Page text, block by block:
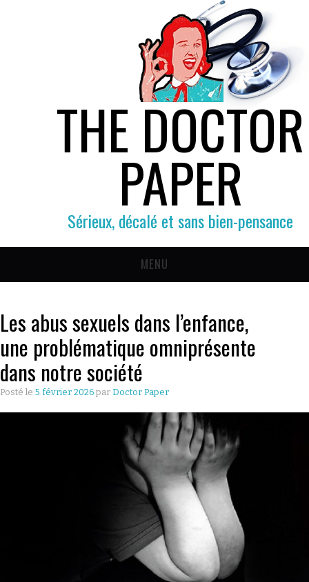
THE DOCTOR
PAPER
Sérieux, décalé et sans bien-pensance
MENU
CULTURE
ÉCONOMIE
PRATIQUES
BONS PLANS
QU’EST CE
Les abus sexuels dans l’enfance,
une problématique omniprésente
dans notre société
Posté le 5 février 2026 par Doctor Paper